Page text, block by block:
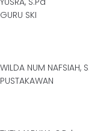
GURU SKI
WILDA NUM NAFSIAH,
PUSTAKAWAN